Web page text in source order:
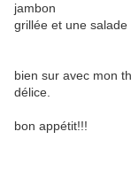
jambon
grillée et une salade
bien sur avec mon
délice.
bon appétit!!!